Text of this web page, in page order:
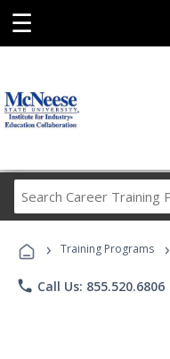
☰
› Training Programs ›
phone Call Us: 855.520.6806